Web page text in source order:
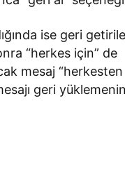
ise geri
“herkes için” de
mesaj
geri